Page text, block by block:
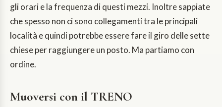
gli orari e la frequenza di questi mezzi. Inoltre sappiate
che spesso non ci sono collegamenti tra le principali
località e quindi potrebbe essere fare il giro delle sette
chiese per raggiungere un posto. Ma partiamo con
ordine.
Muoversi con il TRENO